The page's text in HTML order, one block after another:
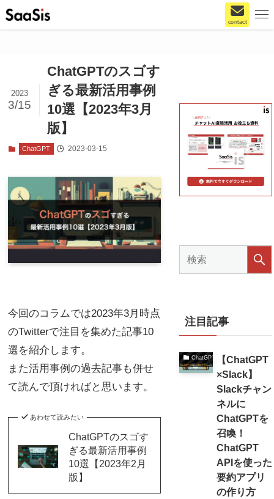
contact
ChatGPTのスゴす
ぎる最新活用事例
10選【2023年3月
版】
2023
3/15
ChatGPT 2023-03-15
今回のコラムでは2023年3月時点
のTwitterで注目を集めた記事10
選を紹介します。
また活用事例の過去記事も併せ
て読んで頂ければと思います。
あわせて読みたい
ChatGPTのスゴす
ぎる最新活用事例
10選【2023年2月
版】
注目記事
ChatGPT
【ChatGPT
×Slack】
Slackチャン
ネルに
ChatGPTを
召喚！
ChatGPT
APIを使った
要約アプリ
の作り方